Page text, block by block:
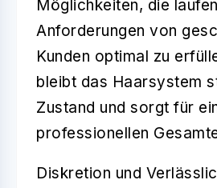
Möglichkeiten, die
Anforderungen von
Kunden optimal zu
bleibt das Haarsystem
Zustand und sorgt für
professionellen
Diskretion und